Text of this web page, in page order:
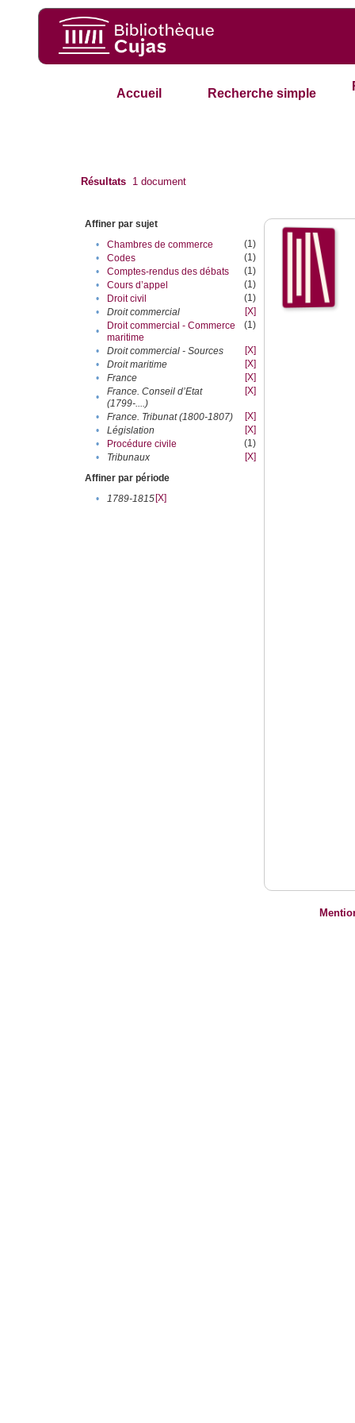
Accueil Recherche simple
Résultats 1 document
Affiner par sujet
•
Chambres de commerce
(1)
•
Codes
(1)
•
Comptes-rendus des débats
(1)
•
Cours d’appel
(1)
•
Droit civil
(1)
•
Droit commercial
[X]
•
Droit commercial - Commerce
maritime
(1)
• Droit commercial - Sources
[X]
•
Droit maritime
[X]
•
France
[X]
•
France. Conseil d’Etat
(1799-....)
[X]
• France. Tribunat (1800-1807)
[X]
•
Législation
[X]
•
Procédure civile
(1)
•
Tribunaux
[X]
Affiner par période
•
1789-1815[X]